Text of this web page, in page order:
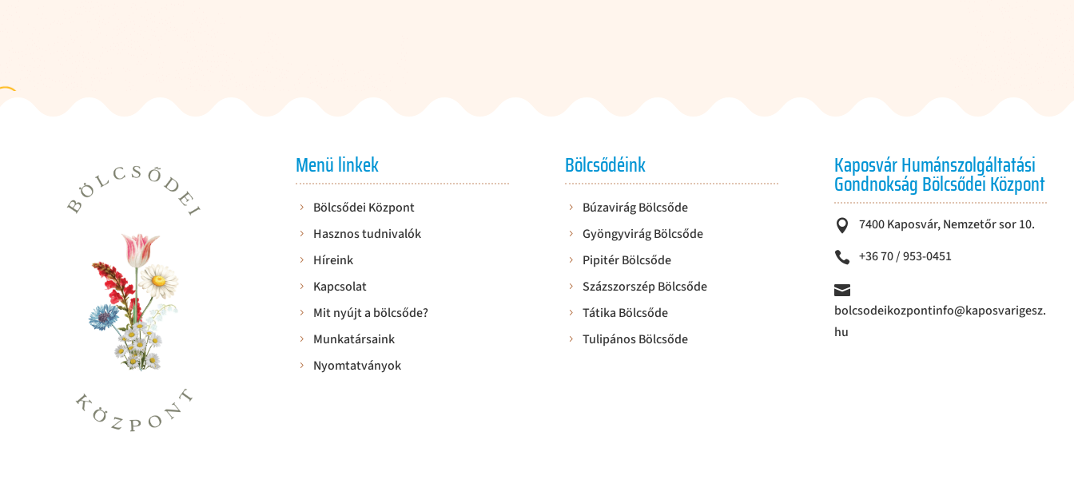
Menü linkek
Bölcsődei Központ
Hasznos tudnivalók
Híreink
Kapcsolat
Mit nyújt a bölcsőde?
Munkatársaink
Nyomtatványok
Bölcsődéink
Búzavirág Bölcsőde
Gyöngyvirág Bölcsőde
Pipitér Bölcsőde
Százszorszép Bölcsőde
Tátika Bölcsőde
Tulipános Bölcsőde
Kaposvár Humánszolgáltatási
Gondnokság Bölcsődei Központ
 7400 Kaposvár, Nemzetőr sor 10.
 +36 70 / 953-0451

bolcsodeikozpontinfo@kaposvarigesz.
hu